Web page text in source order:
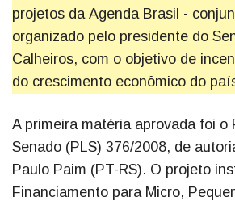
projetos da Agenda Brasil -
organizado pelo presidente do
Calheiros, com o objetivo de
do crescimento econômico do
A primeira matéria aprovada foi o
Senado (PLS) 376/2008, de
Paulo Paim (PT-RS). O projeto
Financiamento para Micro,